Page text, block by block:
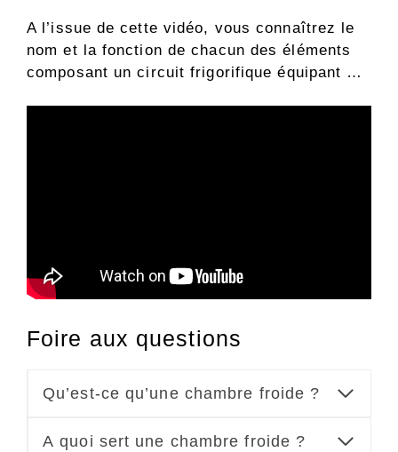
A l’issue de cette vidéo, vous connaîtrez le
nom et la fonction de chacun des éléments
composant un circuit frigorifique équipant …
Foire aux questions
Qu’est-ce qu’une chambre froide ?
A quoi sert une chambre froide ?